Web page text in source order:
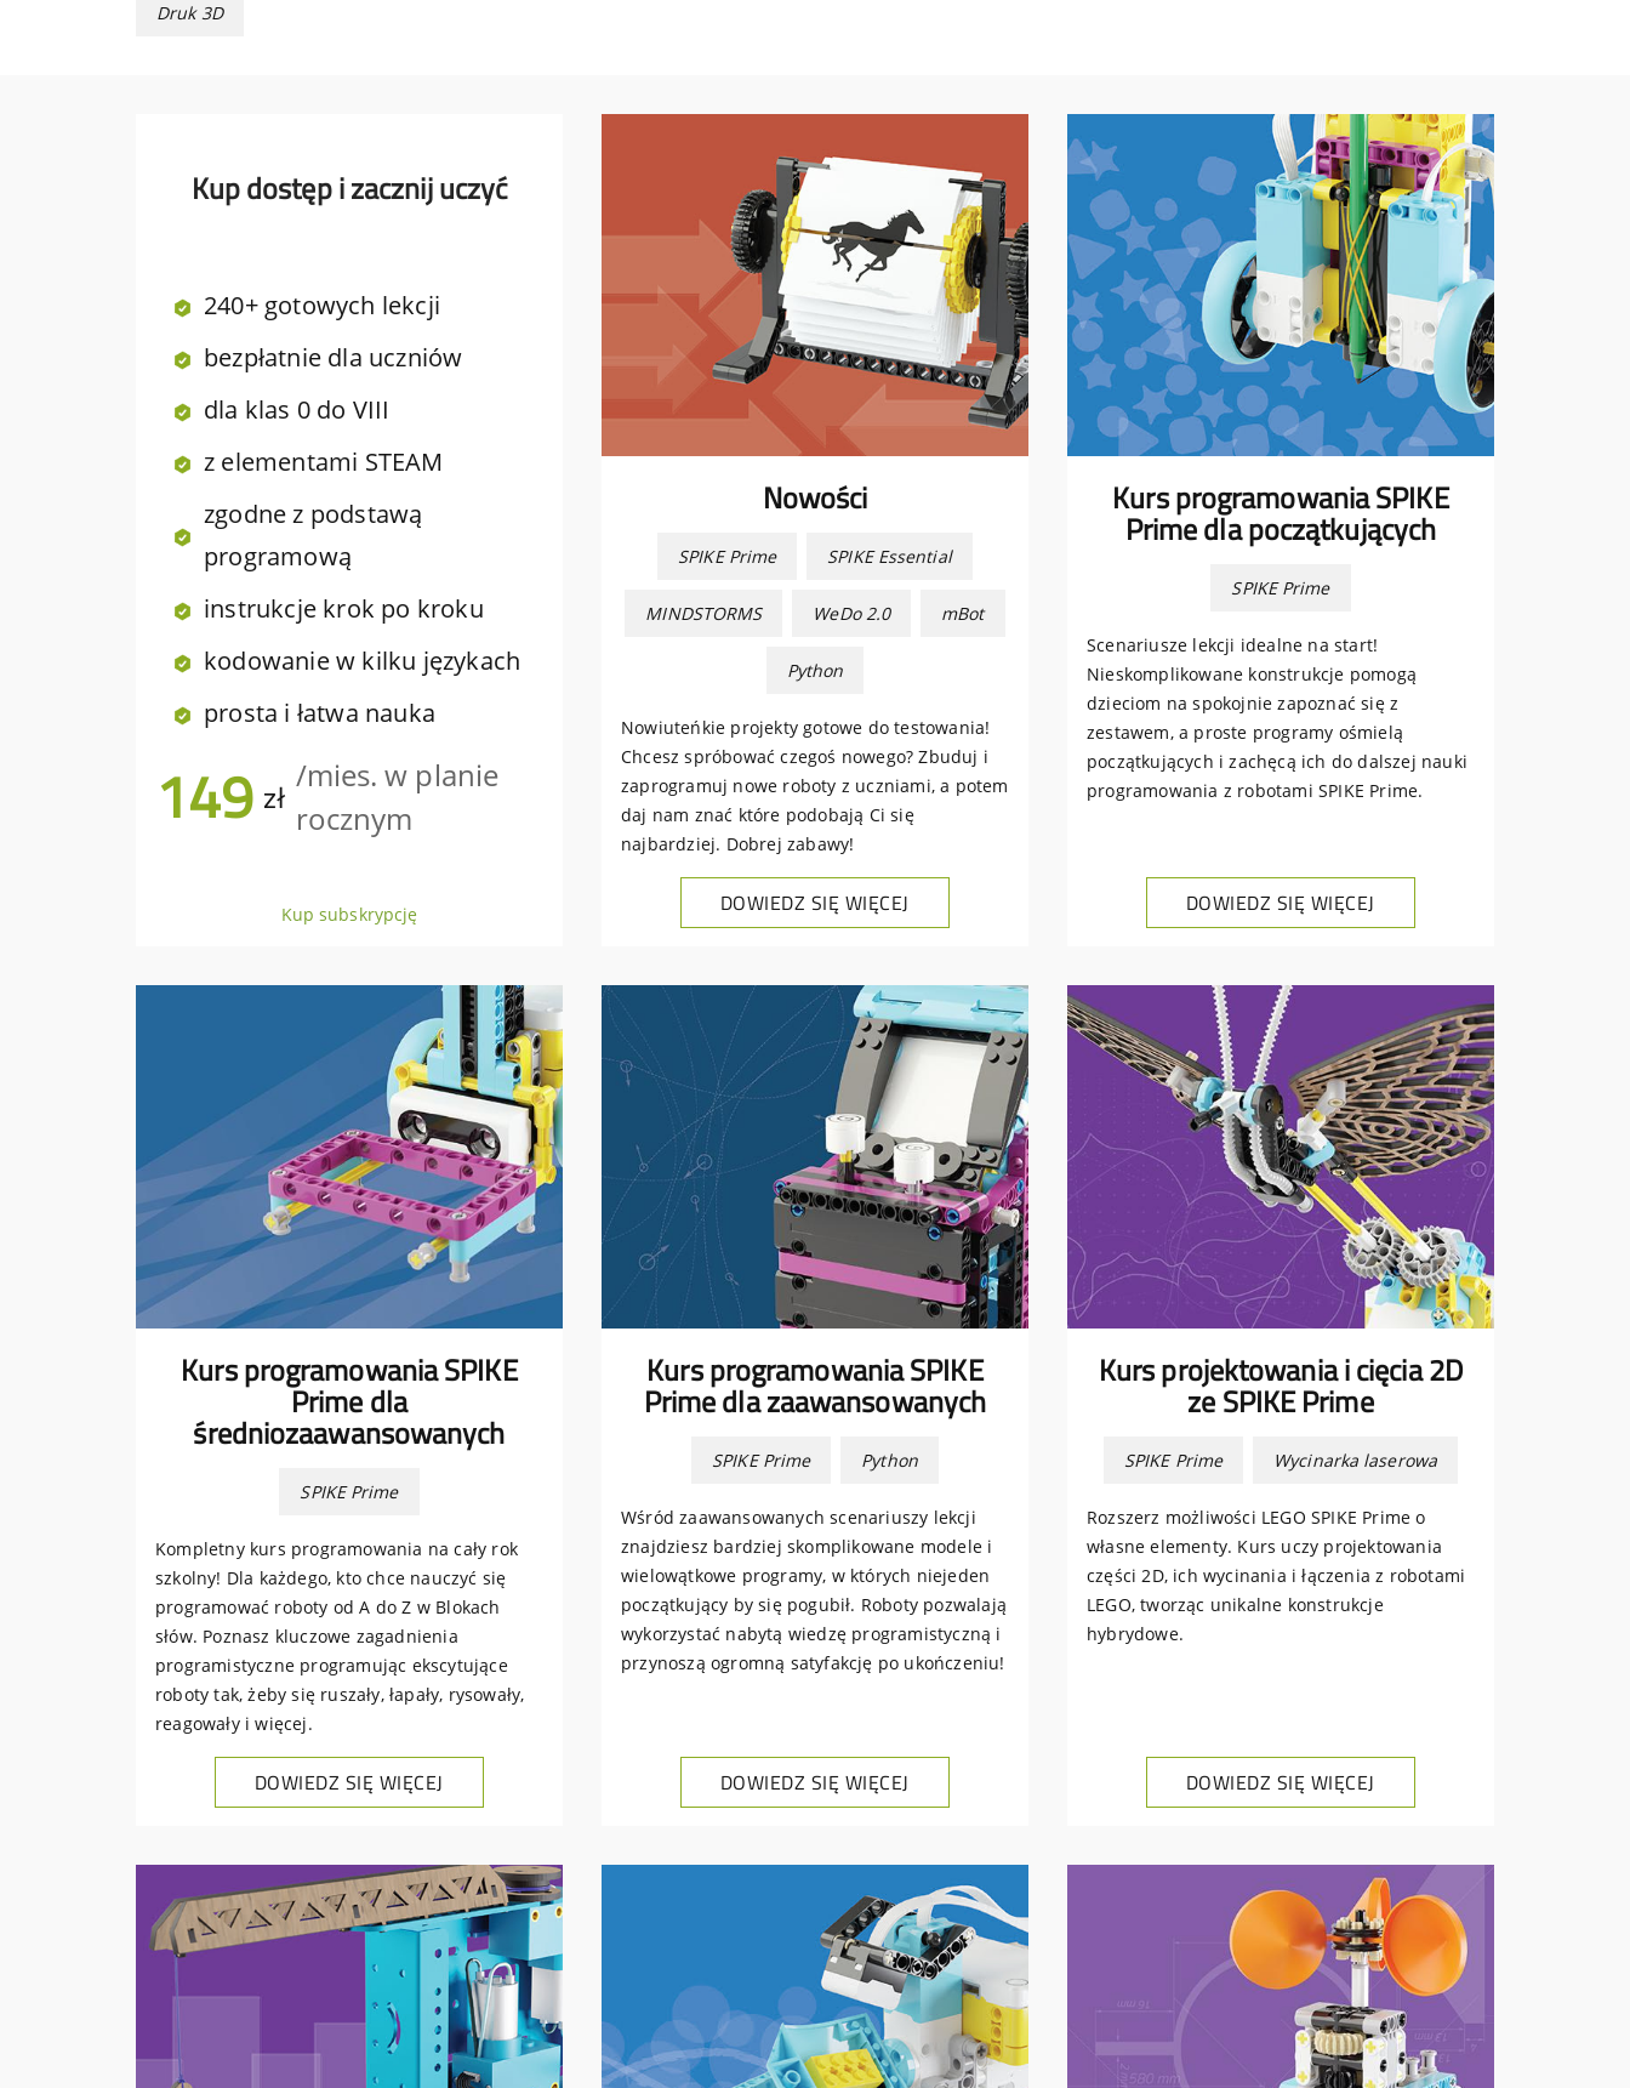
Druk 3D
Kup dostęp i zacznij uczyć
240+ gotowych lekcji
bezpłatnie dla uczniów
dla klas 0 do VIII
z elementami STEAM
zgodne z podstawą
programową
instrukcje krok po kroku
kodowanie w kilku językach
prosta i łatwa nauka
149 zł
/mies. w planie
rocznym
Kup subskrypcję
Nowości
SPIKE Prime SPIKE Essential
MINDSTORMS WeDo 2.0 mBot
Python
Nowiuteńkie projekty gotowe do testowania!
Chcesz spróbować czegoś nowego? Zbuduj i
zaprogramuj nowe roboty z uczniami, a potem
daj nam znać które podobają Ci się
najbardziej. Dobrej zabawy!
DOWIEDZ SIĘ WIĘCEJ
Kurs programowania SPIKE
Prime dla początkujących
SPIKE Prime
Scenariusze lekcji idealne na start!
Nieskomplikowane konstrukcje pomogą
dzieciom na spokojnie zapoznać się z
zestawem, a proste programy ośmielą
początkujących i zachęcą ich do dalszej nauki
programowania z robotami SPIKE Prime.
DOWIEDZ SIĘ WIĘCEJ
Kurs programowania SPIKE
Prime dla
średniozaawansowanych
SPIKE Prime
Kompletny kurs programowania na cały rok
szkolny! Dla każdego, kto chce nauczyć się
programować roboty od A do Z w Blokach
słów. Poznasz kluczowe zagadnienia
programistyczne programując ekscytujące
roboty tak, żeby się ruszały, łapały, rysowały,
reagowały i więcej.
DOWIEDZ SIĘ WIĘCEJ
Kurs programowania SPIKE
Prime dla zaawansowanych
SPIKE Prime Python
Wśród zaawansowanych scenariuszy lekcji
znajdziesz bardziej skomplikowane modele i
wielowątkowe programy, w których niejeden
początkujący by się pogubił. Roboty pozwalają
wykorzystać nabytą wiedzę programistyczną i
przynoszą ogromną satyfakcję po ukończeniu!
DOWIEDZ SIĘ WIĘCEJ
Kurs projektowania i cięcia 2D
ze SPIKE Prime
SPIKE Prime Wycinarka laserowa
Rozszerz możliwości LEGO SPIKE Prime o
własne elementy. Kurs uczy projektowania
części 2D, ich wycinania i łączenia z robotami
LEGO, tworząc unikalne konstrukcje
hybrydowe.
DOWIEDZ SIĘ WIĘCEJ